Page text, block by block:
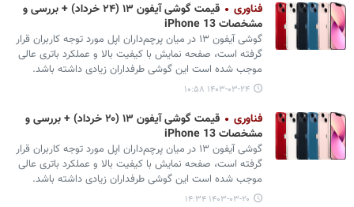
فناوری
قیمت گوشی آیفون ۱۳ (۲۴ خرداد) + بررسی و
مشخصات iPhone 13
گوشی آیفون ۱۳ در میان پرچم‌داران اپل مورد توجه کاربران قرار
گرفته است، صفحه نمایش با کیفیت بالا و عملکرد باتری عالی
موجب شده است این گوشی طرفداران زیادی داشته باشد.
۱۴۰۳-۰۳-۲۴ ۱۰:۵۸
فناوری
قیمت گوشی آیفون ۱۳ (۲۰ خرداد) + بررسی و
مشخصات iPhone 13
گوشی آیفون ۱۳ در میان پرچم‌داران اپل مورد توجه کاربران قرار
گرفته است، صفحه نمایش با کیفیت بالا و عملکرد باتری عالی
موجب شده است این گوشی طرفداران زیادی داشته باشد.
۱۴۰۳-۰۳-۲۰ ۱۴:۳۴